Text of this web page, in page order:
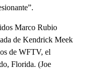
Marco Rubio
de Kendrick Meek
de WFTV, el
Florida. (Joe